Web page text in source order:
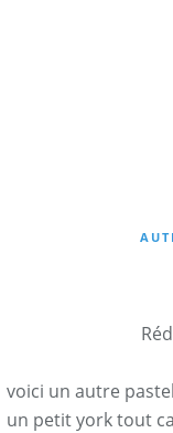
voici un autre
un petit york tout